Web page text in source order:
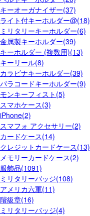
キーオーガナイザー(37)
ライト付キーホルダー@(18)
ミリタリーキーホルダー(6)
金属製キーホルダー(39)
キーホルダー (複数用)(13)
キーリール(8)
カラビナキーホルダー(39)
パラコードキーホルダー(9)
モンキーフィスト(5)
スマホケース(3)
iPhone(2)
スマフォ アクセサリー(2)
カードケース(14)
クレジットカードケース(13)
メモリーカードケース(2)
服飾品(1091)
ミリタリーバッジ(108)
アメリカ六軍(11)
階級章(16)
ミリタリーバッジ(4)